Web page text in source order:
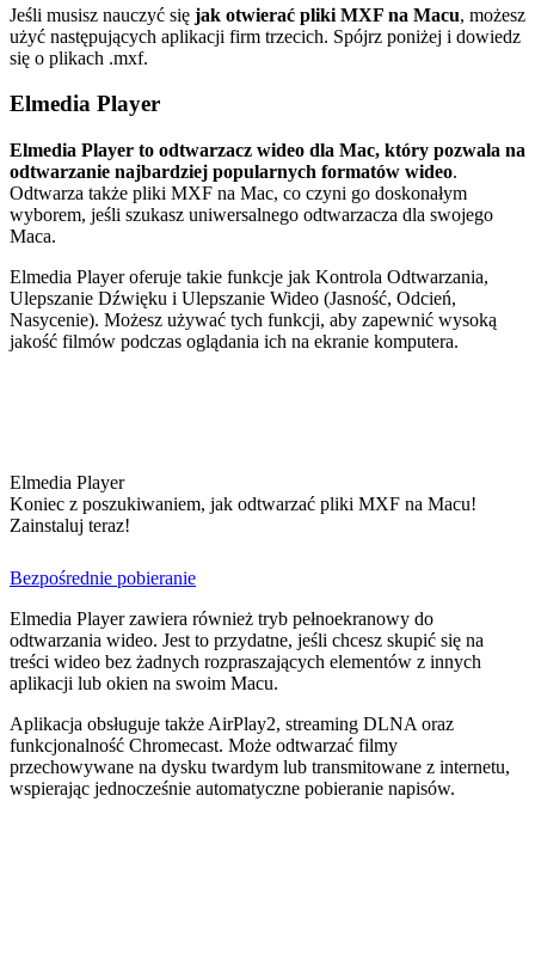
Jeśli musisz nauczyć się jak otwierać pliki MXF na Macu, możesz
użyć następujących aplikacji firm trzecich. Spójrz poniżej i dowiedz
się o plikach .mxf.
Elmedia Player
Elmedia Player to odtwarzacz wideo dla Mac, który pozwala na
odtwarzanie najbardziej popularnych formatów wideo.
Odtwarza także pliki MXF na Mac, co czyni go doskonałym
wyborem, jeśli szukasz uniwersalnego odtwarzacza dla swojego
Maca.
Elmedia Player oferuje takie funkcje jak Kontrola Odtwarzania,
Ulepszanie Dźwięku i Ulepszanie Wideo (Jasność, Odcień,
Nasycenie). Możesz używać tych funkcji, aby zapewnić wysoką
jakość filmów podczas oglądania ich na ekranie komputera.
Elmedia Player
Koniec z poszukiwaniem, jak odtwarzać pliki MXF na Macu!
Zainstaluj teraz!
Bezpośrednie pobieranie
Elmedia Player zawiera również tryb pełnoekranowy do
odtwarzania wideo. Jest to przydatne, jeśli chcesz skupić się na
treści wideo bez żadnych rozpraszających elementów z innych
aplikacji lub okien na swoim Macu.
Aplikacja obsługuje także AirPlay2, streaming DLNA oraz
funkcjonalność Chromecast. Może odtwarzać filmy
przechowywane na dysku twardym lub transmitowane z internetu,
wspierając jednocześnie automatyczne pobieranie napisów.